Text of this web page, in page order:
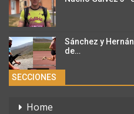
Sánchez y
de…
SECCIONES
Home